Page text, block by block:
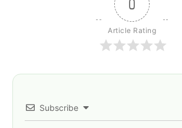
0
Article Rating
Subscribe